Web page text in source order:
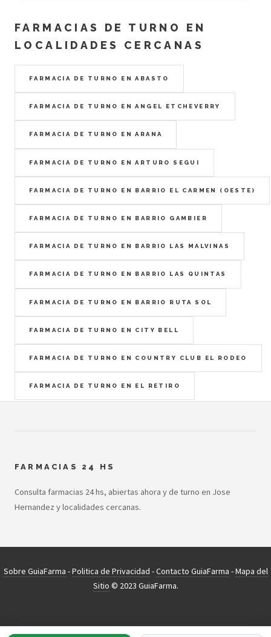
FARMACIAS DE TURNO EN
LOCALIDADES CERCANAS
FARMACIA DE TURNO EN ABASTO
FARMACIA DE TURNO EN ANGEL ETCHEVERRY
FARMACIA DE TURNO EN ARANA
FARMACIA DE TURNO EN ARTURO SEGUI
FARMACIA DE TURNO EN BARRIO EL CARMEN (OESTE)
FARMACIA DE TURNO EN BARRIO GAMBIER
FARMACIA DE TURNO EN BARRIO LAS MALVINAS
FARMACIA DE TURNO EN BARRIO LAS QUINTAS
FARMACIA DE TURNO EN BARRIO RUTA SOL
FARMACIA DE TURNO EN CITY BELL
FARMACIA DE TURNO EN COUNTRY CLUB EL RODEO
FARMACIA DE TURNO EN EL RETIRO
FARMACIAS 24 HS
Consulta farmacias 24 hs, abiertas ahora y de turno en Jose
Hernandez y localidades cercanas.
Sobre GuiaFarma -Politica de Privacidad -Contacto GuiaFarma -Mapa del
Sitio © 2023 GuiaFarma.